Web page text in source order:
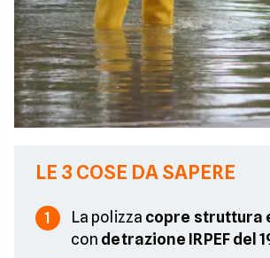
LE 3 COSE DA SAPERE
1 La polizza copre struttura
con detrazione IRPEF del